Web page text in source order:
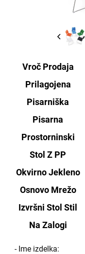
Vroč Prodaja
Prilagojena
Pisarniška
Pisarna
Prostorninski
Stol Z PP
Okvirno Jekleno
Osnovo Mrežo
Izvršni Stol Stil
Na Zalogi
- Ime izdelka: